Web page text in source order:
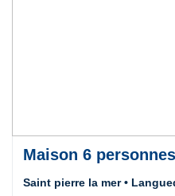
Maison 6 personnes
Saint pierre la mer •